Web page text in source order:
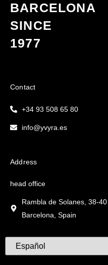
BARCELONA
SINCE
1977
Contact
+34 93 508 65 80
info@yvyra.es
Address
head office
Rambla de Solanes, 38-
Barcelona, Spain